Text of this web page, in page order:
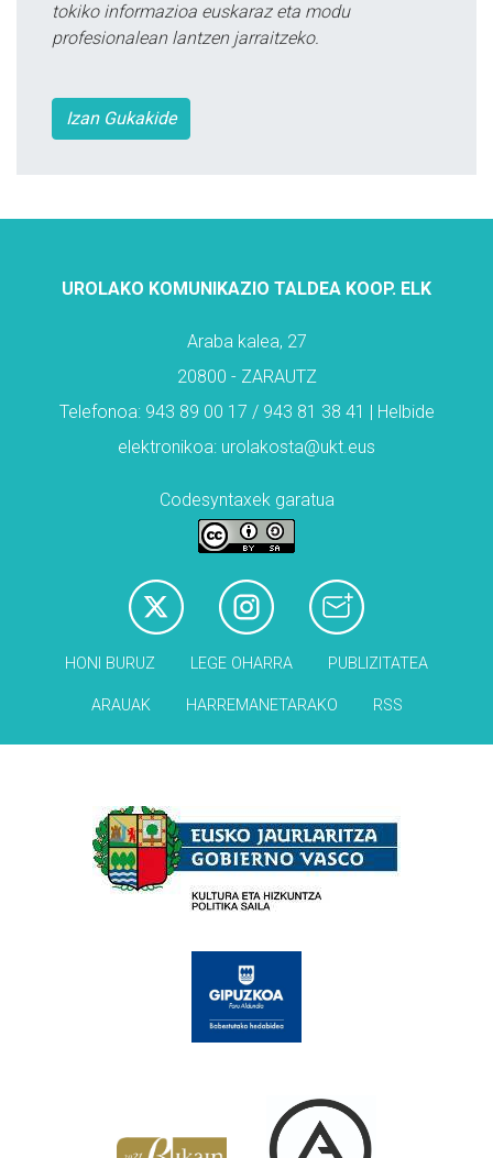
tokiko informazioa euskaraz eta modu
profesionalean lantzen jarraitzeko.
Izan Gukakide
UROLAKO KOMUNIKAZIO TALDEA KOOP. ELK
Araba kalea, 27
20800 - ZARAUTZ
Telefonoa: 943 89 00 17 / 943 81 38 41 | Helbide
elektronikoa: urolakosta@ukt.eus
Codesyntaxek garatua
HONI BURUZ LEGE OHARRA PUBLIZITATEA
ARAUAK HARREMANETARAKO RSS